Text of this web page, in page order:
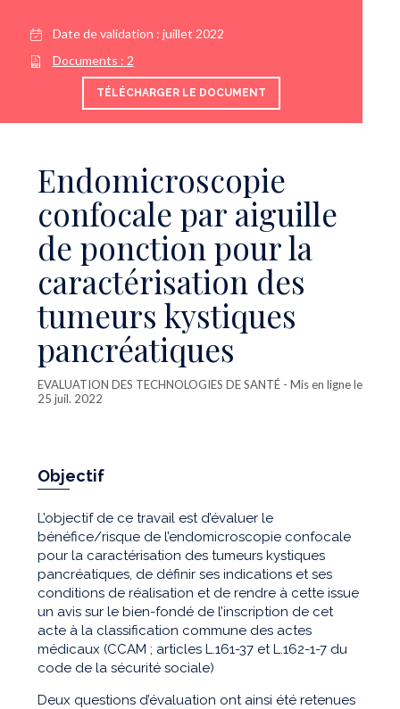
Date de validation : juillet 2022
Documents : 2
TÉLÉCHARGER LE DOCUMENT
Endomicroscopie
confocale par aiguille
de ponction pour la
caractérisation des
tumeurs kystiques
pancréatiques
EVALUATION DES TECHNOLOGIES DE SANTÉ - Mis en ligne le
25 juil. 2022
Objectif
L’objectif de ce travail est d’évaluer le
bénéfice/risque de l’endomicroscopie confocale
pour la caractérisation des tumeurs kystiques
pancréatiques, de définir ses indications et ses
conditions de réalisation et de rendre à cette issue
un avis sur le bien-fondé de l’inscription de cet
acte à la classification commune des actes
médicaux (CCAM ; articles L.161-37 et L.162-1-7 du
code de la sécurité sociale)
Deux questions d’évaluation ont ainsi été retenues